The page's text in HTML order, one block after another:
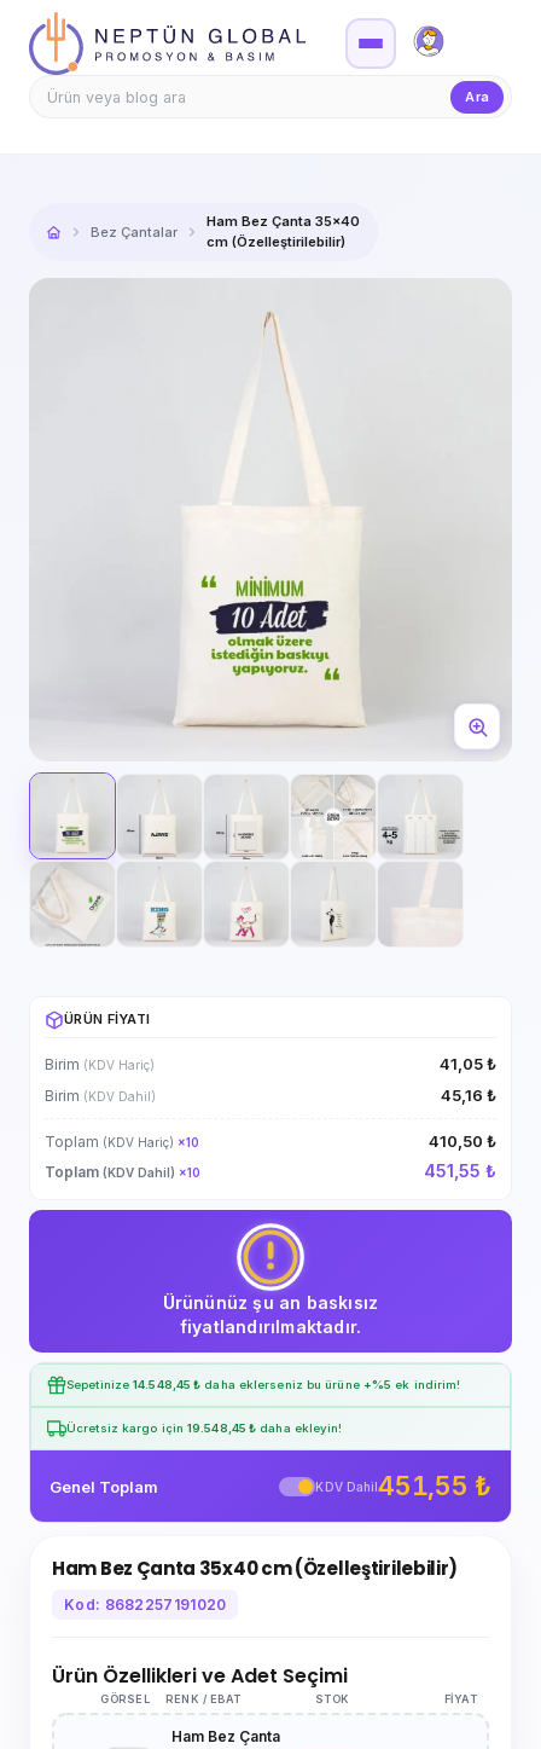
Firma Girişi
Ara
Bez Çantalar
Ham Bez Çanta 35x40
cm (Özelleştirilebilir)
ÜRÜN FIYATI
Birim (KDV Hariç) 41,05 ₺
Birim (KDV Dahil) 45,16 ₺
Toplam (KDV Hariç) ×10 410,50 ₺
Toplam (KDV Dahil) ×10 451,55 ₺
Ürününüz şu an baskısız
fiyatlandırılmaktadır.
Sepetinize14.548,45 ₺ daha eklerseniz bu ürüne +%5 ek indirim!
Ücretsiz kargo için 19.548,45 ₺ daha ekleyin!
Genel Toplam KDV Dahil451,55 ₺
Ham Bez Çanta 35x40 cm (Özelleştirilebilir)
Kod: 8682257191020
Ürün Özellikleri ve Adet Seçimi
GÖRSEL RENK / EBAT STOK FIYAT
Ham Bez Çanta